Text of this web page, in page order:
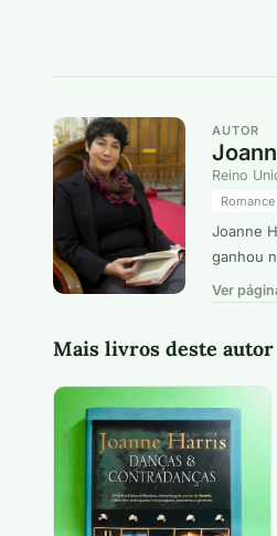
AUTOR
Reino
Romance
Joanne
ganhou
Ver
Mais livros deste autor